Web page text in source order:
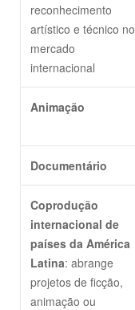
reconhecimento
artístico e técnico no
mercado
internacional
Animação
Documentário
Coprodução
internacional de
países da América
Latina: abrange
projetos de ficção,
animação ou